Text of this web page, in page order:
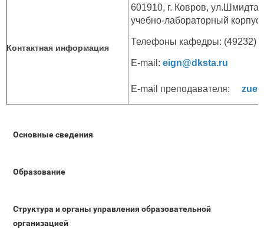
Основные сведения
Образование
Структура и органы управления образовательной
организацией
Контактная информация
601910, г. Ковров, ул.Шмидта,
учебно-лабораторный
Телефоны кафедры: (49232)
E-mail: eign@dksta.ru
E-mail преподавателя: